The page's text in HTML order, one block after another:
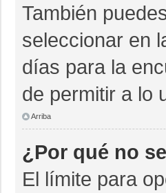
También
seleccionar en
días para la
de permitir a lo
Arriba
¿Por qué no
El límite para